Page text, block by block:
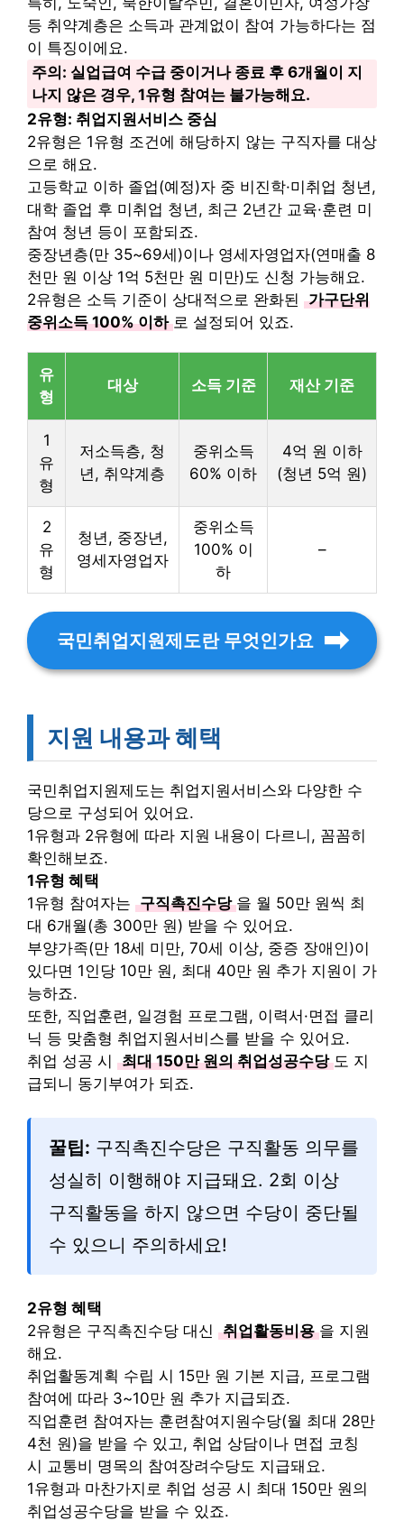
등 취약계층은 소득과 관계없이 참여 가능하다는 점
이 특징이에요.
주의: 실업급여 수급 중이거나 종료 후 6개월이 지
나지 않은 경우, 1유형 참여는 불가능해요.
2유형: 취업지원서비스 중심
2유형은 1유형 조건에 해당하지 않는 구직자를 대상
으로 해요.
고등학교 이하 졸업(예정)자 중 비진학·미취업 청년,
대학 졸업 후 미취업 청년, 최근 2년간 교육·훈련 미
참여 청년 등이 포함되죠.
중장년층(만 35~69세)이나 영세자영업자(연매출 8
천만 원 이상 1억 5천만 원 미만)도 신청 가능해요.
2유형은 소득 기준이 상대적으로 완화된 가구단위
중위소득 100% 이하 로 설정되어 있죠.
유
형
대상 소득 기준 재산 기준
1
유
형
저소득층, 청
년, 취약계층
중위소득
60% 이하
4억 원 이하
(청년 5억 원)
2
유
형
청년, 중장년,
영세자영업자
중위소득
100% 이
하
–
국민취업지원제도란 무엇인가요
지원 내용과 혜택
국민취업지원제도는 취업지원서비스와 다양한 수
당으로 구성되어 있어요.
1유형과 2유형에 따라 지원 내용이 다르니, 꼼꼼히
확인해보죠.
1유형 혜택
1유형 참여자는 구직촉진수당 을 월 50만 원씩 최
대 6개월(총 300만 원) 받을 수 있어요.
부양가족(만 18세 미만, 70세 이상, 중증 장애인)이
있다면 1인당 10만 원, 최대 40만 원 추가 지원이 가
능하죠.
또한, 직업훈련, 일경험 프로그램, 이력서·면접 클리
닉 등 맞춤형 취업지원서비스를 받을 수 있어요.
취업 성공 시
최대 150만 원의 취업성공수당 도 지
급되니 동기부여가 되죠.
꿀팁: 구직촉진수당은 구직활동 의무를
성실히 이행해야 지급돼요. 2회 이상
구직활동을 하지 않으면 수당이 중단될
수 있으니 주의하세요!
2유형 혜택
2유형은 구직촉진수당 대신 취업활동비용 을 지원
해요.
취업활동계획 수립 시 15만 원 기본 지급, 프로그램
참여에 따라 3~10만 원 추가 지급되죠.
직업훈련 참여자는 훈련참여지원수당(월 최대 28만
4천 원)을 받을 수 있고, 취업 상담이나 면접 코칭
시 교통비 명목의 참여장려수당도 지급돼요.
1유형과 마찬가지로 취업 성공 시 최대 150만 원의
취업성공수당을 받을 수 있죠.